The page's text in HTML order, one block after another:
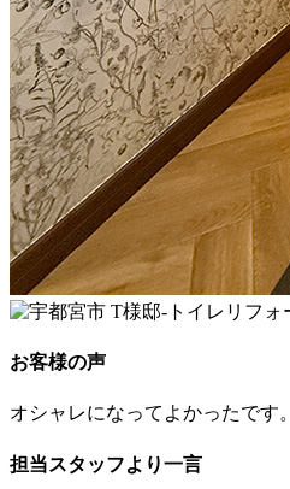
お客様の声
オシャレになってよかったです。
担当スタッフより一言